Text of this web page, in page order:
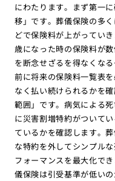
にわたります。まず第一
移」です。葬儀保険の多
どで保険料が上がってい
歳になった時の保険料が
を断念せざるを得なくな
前に将来の保険料一覧表
なく払い続けられるかを
範囲」です。病気による
に災害割増特約がついて
ているかを確認します。
な特約を外してシンプル
フォーマンスを最大化で
儀保険は引受基準が低い